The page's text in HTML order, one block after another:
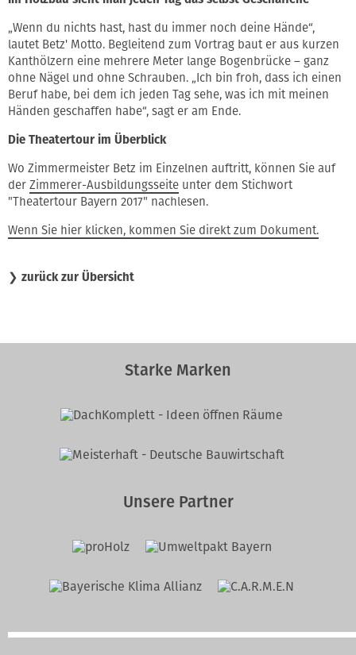
„Wenn du nichts hast, hast du immer noch deine Hände“,
lautet Betz' Motto. Begleitend zum Vortrag baut er aus kurzen
Kanthölzern eine mehrere Meter lange Bogenbrücke – ganz
ohne Nägel und ohne Schrauben. „Ich bin froh, dass ich einen
Beruf habe, bei dem ich jeden Tag sehe, was ich mit meinen
Händen geschaffen habe“, sagt er am Ende.
Die Theatertour im Überblick
Wo Zimmermeister Betz im Einzelnen auftritt, können Sie auf
der Zimmerer-Ausbildungsseite unter dem Stichwort
"Theatertour Bayern 2017" nachlesen.
Wenn Sie hier klicken, kommen Sie direkt zum Dokument.
❯ zurück zur Übersicht
Starke Marken
Unsere Partner